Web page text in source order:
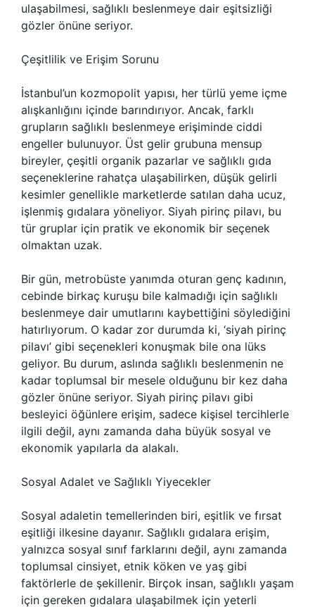
ulaşabilmesi, sağlıklı beslenmeye dair eşitsizliği
gözler önüne seriyor.
Çeşitlilik ve Erişim Sorunu
İstanbul’un kozmopolit yapısı, her türlü yeme içme
alışkanlığını içinde barındırıyor. Ancak, farklı
grupların sağlıklı beslenmeye erişiminde ciddi
engeller bulunuyor. Üst gelir grubuna mensup
bireyler, çeşitli organik pazarlar ve sağlıklı gıda
seçeneklerine rahatça ulaşabilirken, düşük gelirli
kesimler genellikle marketlerde satılan daha ucuz,
işlenmiş gıdalara yöneliyor. Siyah pirinç pilavı, bu
tür gruplar için pratik ve ekonomik bir seçenek
olmaktan uzak.
Bir gün, metrobüste yanımda oturan genç kadının,
cebinde birkaç kuruşu bile kalmadığı için sağlıklı
beslenmeye dair umutlarını kaybettiğini söylediğini
hatırlıyorum. O kadar zor durumda ki, ‘siyah pirinç
pilavı’ gibi seçenekleri konuşmak bile ona lüks
geliyor. Bu durum, aslında sağlıklı beslenmenin ne
kadar toplumsal bir mesele olduğunu bir kez daha
gözler önüne seriyor. Siyah pirinç pilavı gibi
besleyici öğünlere erişim, sadece kişisel tercihlerle
ilgili değil, aynı zamanda daha büyük sosyal ve
ekonomik yapılarla da alakalı.
Sosyal Adalet ve Sağlıklı Yiyecekler
Sosyal adaletin temellerinden biri, eşitlik ve fırsat
eşitliği ilkesine dayanır. Sağlıklı gıdalara erişim,
yalnızca sosyal sınıf farklarını değil, aynı zamanda
toplumsal cinsiyet, etnik köken ve yaş gibi
faktörlerle de şekillenir. Birçok insan, sağlıklı yaşam
için gereken gıdalara ulaşabilmek için yeterli